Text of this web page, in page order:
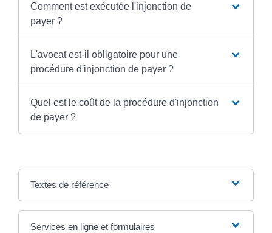
Comment est exécutée l'injonction de
payer ?
L'avocat est-il obligatoire pour une
procédure d'injonction de payer ?
Quel est le coût de la procédure d'injonction
de payer ?
Textes de référence
Services en ligne et formulaires